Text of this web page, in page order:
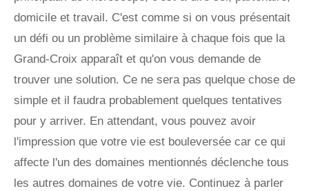
domicile et travail. C'est comme si on vous présentait
un défi ou un problème similaire à chaque fois que la
Grand-Croix apparaît et qu'on vous demande de
trouver une solution. Ce ne sera pas quelque chose de
simple et il faudra probablement quelques tentatives
pour y arriver. En attendant, vous pouvez avoir
l'impression que votre vie est bouleversée car ce qui
affecte l'un des domaines mentionnés déclenche tous
les autres domaines de votre vie. Continuez à parler